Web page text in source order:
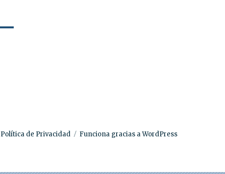
Política de Privacidad Funciona gracias a WordPress